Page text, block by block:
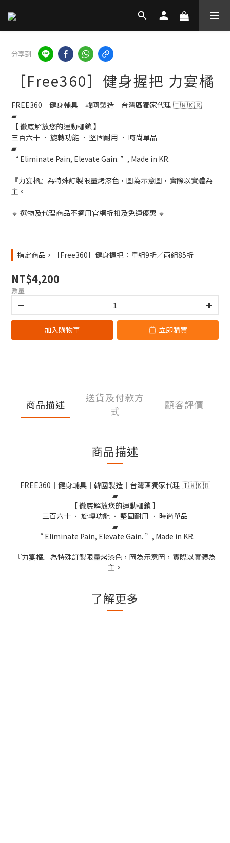
分享到
［Free360］健身握把 力宴橘
FREE360｜健身輔具｜韓國製造｜台灣區獨家代理 🇹🇼🇰🇷
▰
【 徹底解放您的運動枷鎖 】
三百六十 ． 旋轉功能 ． 堅固耐用 ． 時尚單品
▰
“ Eliminate Pain, Elevate Gain. ”, Made in KR.
『力宴橘』為特殊訂製限量烤漆色，圖為示意圖，實際以實體為
主。
🔸 選物及代理商品不適用官網折扣及免運優惠 🔸
指定商品，［Free360］健身握把：單組9折／兩組85折
NT$4,200
數量
加入購物車 立即購買
商品描述
送貨及付款方
式
顧客評價
商品描述
FREE360｜健身輔具｜韓國製造｜台灣區獨家代理 🇹🇼🇰🇷
▰
【 徹底解放您的運動枷鎖 】
三百六十 ． 旋轉功能 ． 堅固耐用 ． 時尚單品
▰
“ Eliminate Pain, Elevate Gain. ”, Made in KR.
『力宴橘』為特殊訂製限量烤漆色，圖為示意圖，實際以實體為
主。
了解更多